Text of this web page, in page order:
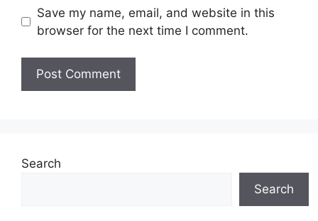
Save my name, email, and website in this
browser for the next time I comment.
Search
Search